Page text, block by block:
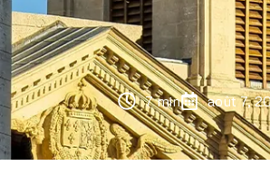
7 min août 7,